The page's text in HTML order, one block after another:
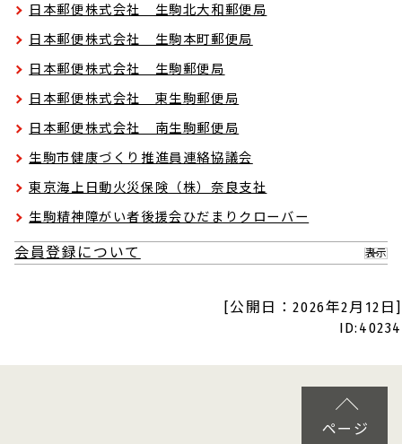
日本郵便株式会社 生駒北大和郵便局
日本郵便株式会社 生駒本町郵便局
日本郵便株式会社 生駒郵便局
日本郵便株式会社 東生駒郵便局
日本郵便株式会社 南生駒郵便局
生駒市健康づくり推進員連絡協議会
東京海上日動火災保険（株）奈良支社
生駒精神障がい者後援会ひだまりクローバー
会員登録について 表示
[公開日：2026年2月12日]
ID:40234
ページ